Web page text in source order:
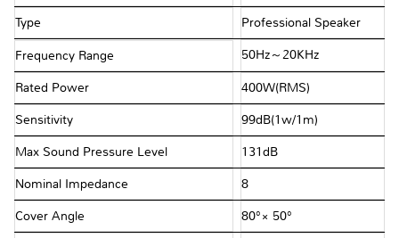
Type Professional Speaker
Frequency Range 50Hz～20KHz
Rated Power 400W(RMS)
Sensitivity 99dB(1w/1m)
Max Sound Pressure Level 131dB
Nominal Impedance 8Ω
Cover Angle 80°× 50°